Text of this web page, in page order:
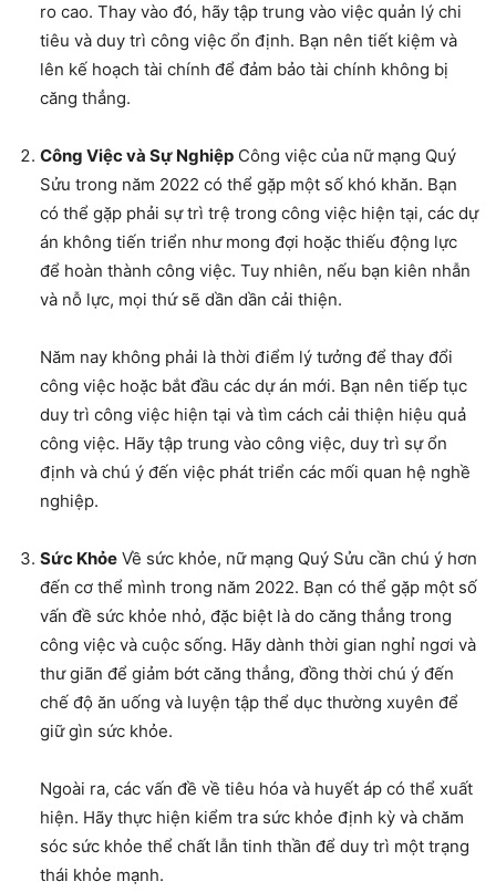
ro cao. Thay vào đó, hãy tập trung vào việc quản lý chi
tiêu và duy trì công việc ổn định. Bạn nên tiết kiệm và
lên kế hoạch tài chính để đảm bảo tài chính không bị
căng thẳng.
Công Việc và Sự Nghiệp Công việc của nữ mạng Quý
Sửu trong năm 2022 có thể gặp một số khó khăn. Bạn
có thể gặp phải sự trì trệ trong công việc hiện tại, các dự
án không tiến triển như mong đợi hoặc thiếu động lực
để hoàn thành công việc. Tuy nhiên, nếu bạn kiên nhẫn
và nỗ lực, mọi thứ sẽ dần dần cải thiện.
Năm nay không phải là thời điểm lý tưởng để thay đổi
công việc hoặc bắt đầu các dự án mới. Bạn nên tiếp tục
duy trì công việc hiện tại và tìm cách cải thiện hiệu quả
công việc. Hãy tập trung vào công việc, duy trì sự ổn
định và chú ý đến việc phát triển các mối quan hệ nghề
nghiệp.
Sức Khỏe Về sức khỏe, nữ mạng Quý Sửu cần chú ý hơn
đến cơ thể mình trong năm 2022. Bạn có thể gặp một số
vấn đề sức khỏe nhỏ, đặc biệt là do căng thẳng trong
công việc và cuộc sống. Hãy dành thời gian nghỉ ngơi và
thư giãn để giảm bớt căng thẳng, đồng thời chú ý đến
chế độ ăn uống và luyện tập thể dục thường xuyên để
giữ gìn sức khỏe.
Ngoài ra, các vấn đề về tiêu hóa và huyết áp có thể xuất
hiện. Hãy thực hiện kiểm tra sức khỏe định kỳ và chăm
sóc sức khỏe thể chất lẫn tinh thần để duy trì một trạng
thái khỏe mạnh.